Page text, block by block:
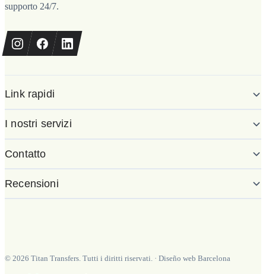
supporto 24/7.
Link rapidi
I nostri servizi
Contatto
Recensioni
© 2026 Titan Transfers. Tutti i diritti riservati. · Diseño web Barcelona